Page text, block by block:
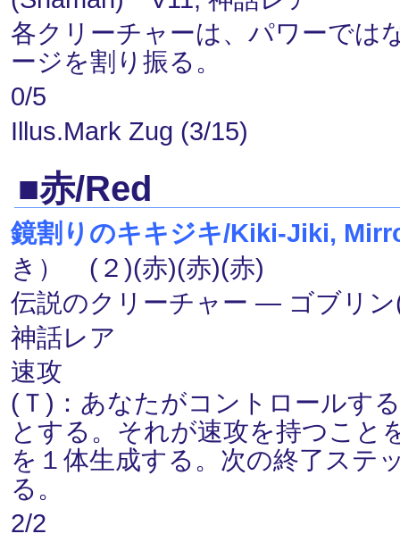
各クリーチャーは、パワーでは
ージを割り振る。
0/5
Illus.Mark Zug (3/15)
■赤/Red
鏡割りのキキジキ/Kiki-Jiki,
き） (２)(赤)(赤)(赤)
伝説のクリーチャー ― ゴブリ
神話レア
速攻
(Ｔ)：あなたがコントロールす
とする。それが速攻を持つこと
を１体生成する。次の終了ステ
る。
2/2